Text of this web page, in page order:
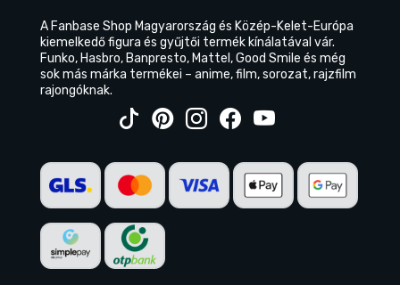
A Fanbase Shop Magyarország és Közép-Kelet-Európa
kiemelkedő figura és gyűjtői termék kínálatával vár.
Funko, Hasbro, Banpresto, Mattel, Good Smile és még
sok más márka termékei – anime, film, sorozat, rajzfilm
rajongóknak.